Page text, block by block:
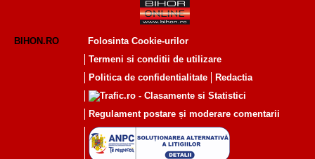
BIHON.RO
Folosinta Cookie-urilor
Termeni si conditii de utilizare
Politica de confidentialitate
Redactia
Regulament postare și moderare comentarii